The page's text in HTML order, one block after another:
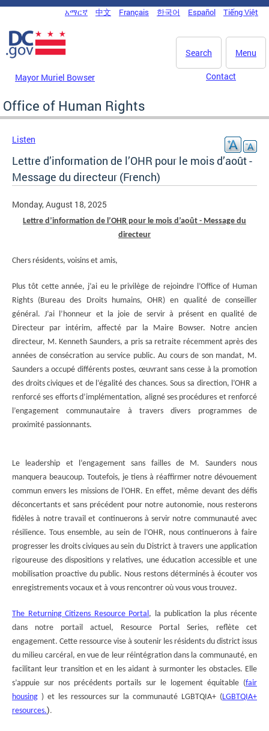
Skip to main content
DC Agency Top Menu
አማርኛ 中文 Français 한국어 Español Tiếng Việt
Menu
Search
Mayor Muriel Bowser Contact
Office of Human Rights
Listen
Lettre d’information de l’OHR pour le mois d’août -
Message du directeur (French)
Monday, August 18, 2025
Lettre d’information de l’OHR pour le mois d’août - Message du
directeur
Chers résidents, voisins et amis,
Plus tôt cette année, j’ai eu le privilège de rejoindre l’Office of Human
Rights (Bureau des Droits humains, OHR) en qualité de conseiller
général. J’ai l’honneur et la joie de servir à présent en qualité de
Directeur par intérim, affecté par la Maire Bowser. Notre ancien
directeur, M. Kenneth Saunders, a pris sa retraite récemment après des
années de consécration au service public. Au cours de son mandat, M.
Saunders a occupé différents postes, œuvrant sans cesse à la promotion
des droits civiques et de l’égalité des chances. Sous sa direction, l’OHR a
renforcé ses efforts d’implémentation, aligné ses procédures et renforcé
l’engagement communautaire à travers divers programmes de
proximité passionnants.
Le leadership et l’engagement sans failles de M. Saunders nous
manquera beaucoup. Toutefois, je tiens à réaffirmer notre dévouement
commun envers les missions de l’OHR. En effet, même devant des défis
déconcertants et sans précédent pour notre autonomie, nous resterons
fidèles à notre travail et continuerons à servir notre communauté avec
résilience. Tous ensemble, au sein de l’OHR, nous continuerons à faire
progresser les droits civiques au sein du District à travers une application
rigoureuse des dispositions y relatives, une éducation accessible et une
mobilisation proactive du public. Nous restons déterminés à écouter vos
enregistrements vocaux et à vous rencontrer où vous vous trouvez.
The Returning Citizens Resource Portal , la publication la plus récente
dans notre portail actuel, Resource Portal Series, reflète cet
engagement. Cette ressource vise à soutenir les résidents du district issus
du milieu carcéral, en vue de leur réintégration dans la communauté, en
facilitant leur transition et en les aidant à surmonter les obstacles. Elle
s’appuie sur nos précédents portails sur le logement équitable (fair
housing ) et les ressources sur la communauté LGBTQIA+ ( LGBTQIA+
resources.).